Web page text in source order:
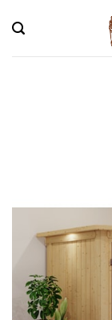
Inhalt
springen